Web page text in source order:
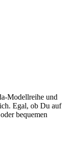
Modellreihe und
Egal, ob Du auf
bequemen